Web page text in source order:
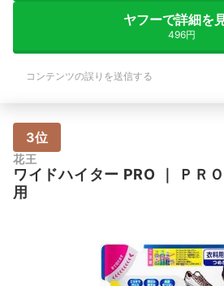
ヤフーで詳細を
496円
コンテンツの誤りを送信する
3位
花王
ワイドハイター PRO
ＰＲ
用